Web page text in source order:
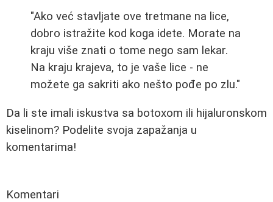
"Ako već stavljate ove tretmane na lice,
dobro istražite kod koga idete. Morate na
kraju više znati o tome nego sam lekar.
Na kraju krajeva, to je vaše lice - ne
možete ga sakriti ako nešto pođe po zlu."
Da li ste imali iskustva sa botoxom ili hijaluronskom
kiselinom? Podelite svoja zapažanja u
komentarima!
Komentari